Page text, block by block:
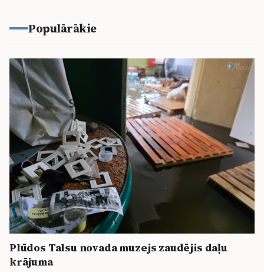
Sludinājumi
Pasākumi
Reklāma
Politiskā reklāma
Par mums
Populārākie
Plūdos Talsu novada muzejs zaudējis daļu
krājuma